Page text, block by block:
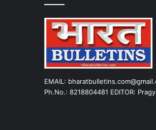
EMAIL:
Ph.No.: 8218804481 EDITOR: